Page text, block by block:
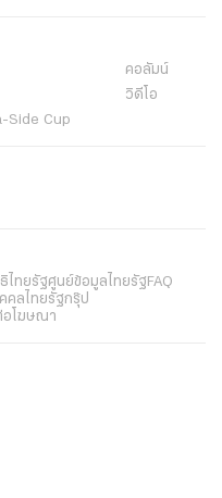
คอลัมน์
วิดีโอ
Side Cup
ไทยรัฐศูนย์ข้อมูลไทยรัฐFAQ
คลไทยรัฐกรุ๊ป
อโฆษณา